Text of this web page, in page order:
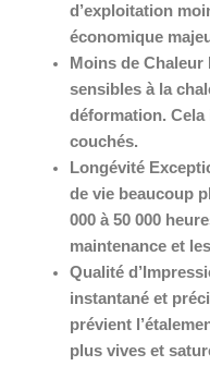
d’exploitation
économique
Moins de
sensibles à la
déformation.
couchés.
Longévité
de vie beaucoup
000 à 50 000
maintenance et
Qualité
instantané et
prévient
plus vives et